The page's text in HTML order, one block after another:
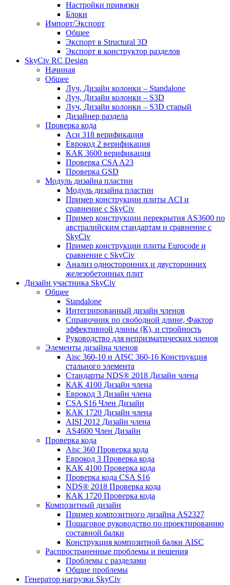
Настройки привязки
Блоки
Импорт/Экспорт
Общее
Экспорт в Structural 3D
Экспорт в конструктор разделов
SkyCiv RC Design
Начиная
Общее
Луч, Дизайн колонки – Standalone
Луч, Дизайн колонки – S3D
Луч, Дизайн колонки – S3D старый
Дизайнер раздела
Проверка кода
Аси 318 верификация
Еврокод 2 верификация
КАК 3600 верификация
Проверка CSA A23
Проверка GSD
Модуль дизайна пластин
Модуль дизайна пластин
Пример конструкции плиты ACI и
сравнение с SkyCiv
Пример конструкции перекрытия AS3600 по
австралийским стандартам и сравнение с
SkyCiv
Пример конструкции плиты Eurocode и
сравнение с SkyCiv
Анализ односторонних и двусторонних
железобетонных плит
Дизайн участника SkyCiv
Общее
Standalone
Интегрированный дизайн членов
Справочник по свободной длине, Фактор
эффективной длины (К), и стройность
Руководство для непризматических членов
Элементы дизайна членов
Aisc 360-10 и AISC 360-16 Конструкция
стального элемента
Стандарты NDS® 2018 Дизайн члена
КАК 4100 Дизайн члена
Еврокод 3 Дизайн члена
CSA S16 Член Дизайн
КАК 1720 Дизайн члена
AISI 2012 Дизайн члена
AS4600 Член Дизайн
Проверка кода
Aisc 360 Проверка кода
Еврокод 3 Проверка кода
КАК 4100 Проверка кода
Проверка кода CSA S16
NDS® 2018 Проверка кода
КАК 1720 Проверка кода
Композитный дизайн
Пример композитного дизайна AS2327
Пошаговое руководство по проектированию
составной балки
Конструкция композитной балки AISC
Распространенные проблемы и решения
Проблемы с разделами
Общие проблемы
Генератор нагрузки SkyCiv